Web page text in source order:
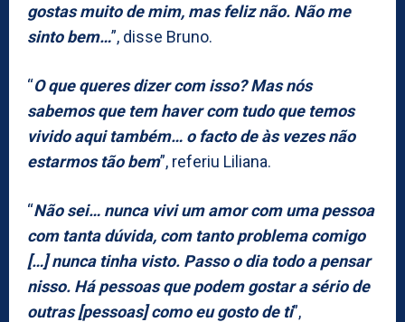
gostas muito de mim, mas feliz não. Não me
sinto bem…”, disse Bruno.
“O que queres dizer com isso? Mas nós
sabemos que tem haver com tudo que temos
vivido aqui também… o facto de às vezes não
estarmos tão bem”, referiu Liliana.
“Não sei… nunca vivi um amor com uma pessoa
com tanta dúvida, com tanto problema comigo
[…] nunca tinha visto. Passo o dia todo a pensar
nisso. Há pessoas que podem gostar a sério de
outras [pessoas] como eu gosto de ti”,